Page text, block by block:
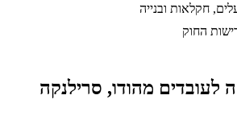
חקלאות ובנייה
החוק
לעובדים מהודו, סרילנקה